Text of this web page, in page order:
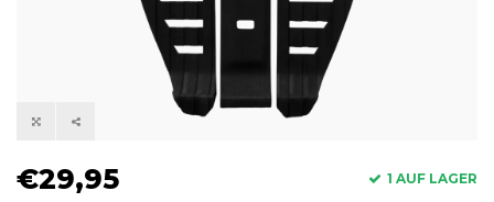
€29,95 1 AUF LAGER